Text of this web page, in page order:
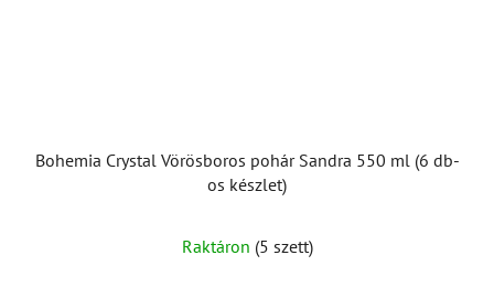
Bohemia Crystal Vörösboros pohár Sandra 550 ml (6 db-
os készlet)
Raktáron (5 szett)